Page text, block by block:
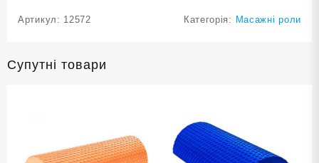
Артикул: 12572 Категорія: Масажні роли
Супутні товари